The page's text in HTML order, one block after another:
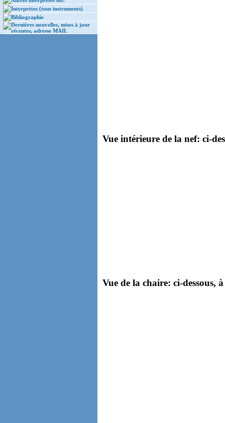
Interprètes (tous instruments)
Bibliographie
Dernières nouvelles, mises à jour
récentes, adresse MAIL
Vue intérieure de la nef: ci-
Vue de la chaire: ci-dessous,